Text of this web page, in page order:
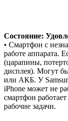
Состояние:
• Смартфон с
работе аппарата.
(царапины,
дисплея). Могут
или АКБ. У
iPhone может не
смартфон
рабочие задачи.